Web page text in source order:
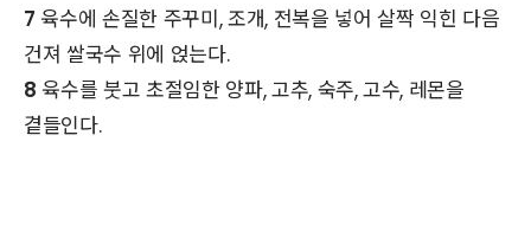
7 육수에 손질한 주꾸미, 조개, 전복을 넣어 살짝 익힌 다음
건져 쌀국수 위에 얹는다.
8 육수를 붓고 초절임한 양파, 고추, 숙주, 고수, 레몬을
곁들인다.